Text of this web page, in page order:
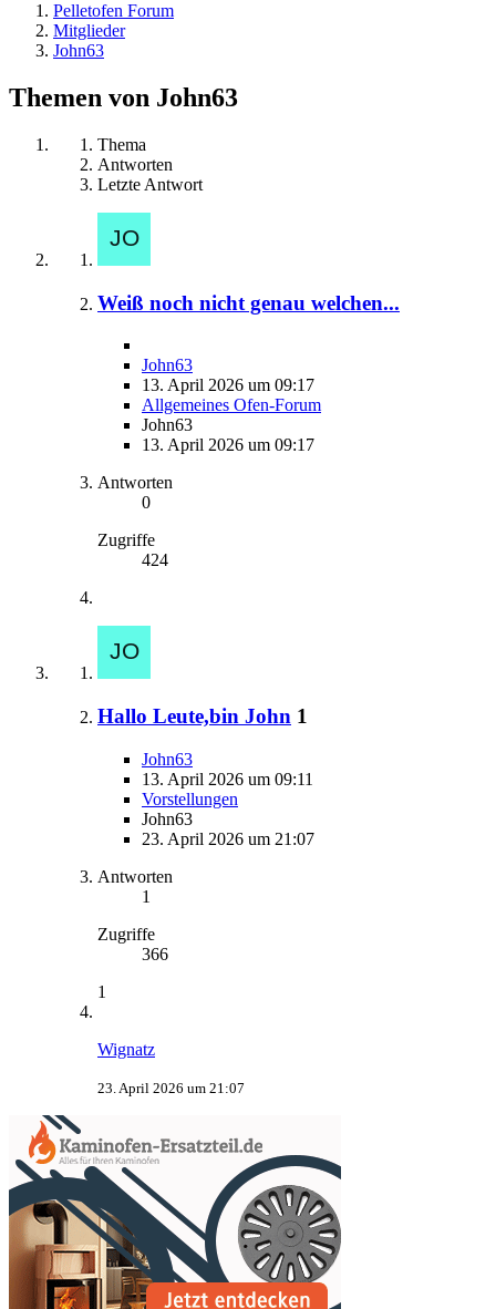
Pelletofen Forum
Mitglieder
John63
Themen von John63
Thema
Antworten
Letzte Antwort
Weiß noch nicht genau welchen...
John63
13. April 2026 um 09:17
Allgemeines Ofen-Forum
John63
13. April 2026 um 09:17
Antworten
0
Zugriffe
424
Hallo Leute,bin John 1
John63
13. April 2026 um 09:11
Vorstellungen
John63
23. April 2026 um 21:07
Antworten
1
Zugriffe
366
1
Wignatz
23. April 2026 um 21:07